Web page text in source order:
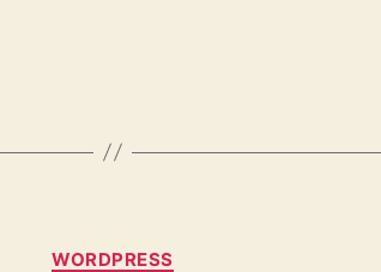
Categories
WORDPRESS